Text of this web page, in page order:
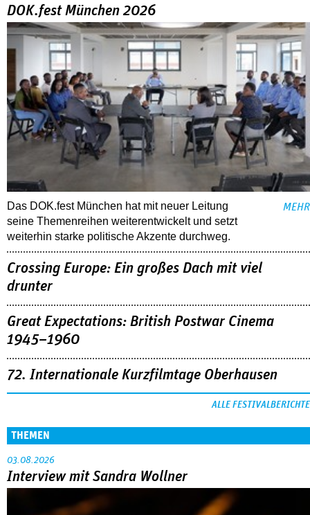
DOK.fest München 2026
Das DOK.fest München hat mit neuer Leitung
seine Themenreihen weiterentwickelt und setzt
weiterhin starke politische Akzente durchweg.
MEHR
Crossing Europe: Ein großes Dach mit viel
drunter
Great Expectations: British Postwar Cinema
1945–1960
72. Internationale Kurzfilmtage Oberhausen
ALLE FESTIVALBERICHTE
THEMEN
03.08.2026
Interview mit Sandra Wollner